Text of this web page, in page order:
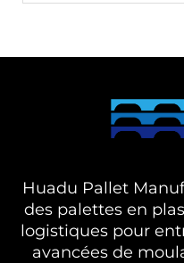
Huadu Pallet
des palettes en
logistiques pour
avancées de